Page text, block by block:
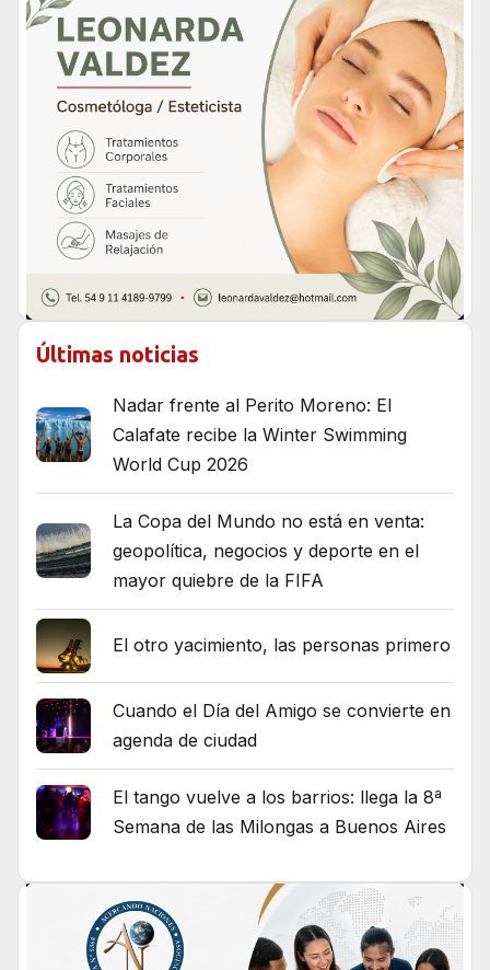
Últimas noticias
Nadar frente al Perito Moreno: El
Calafate recibe la Winter Swimming
World Cup 2026
La Copa del Mundo no está en venta:
geopolítica, negocios y deporte en el
mayor quiebre de la FIFA
El otro yacimiento, las personas primero
Cuando el Día del Amigo se convierte en
agenda de ciudad
El tango vuelve a los barrios: llega la 8ª
Semana de las Milongas a Buenos Aires